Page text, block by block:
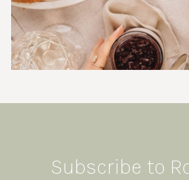
Subscribe to